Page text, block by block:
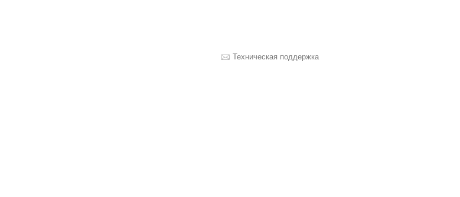
Техническая поддержка